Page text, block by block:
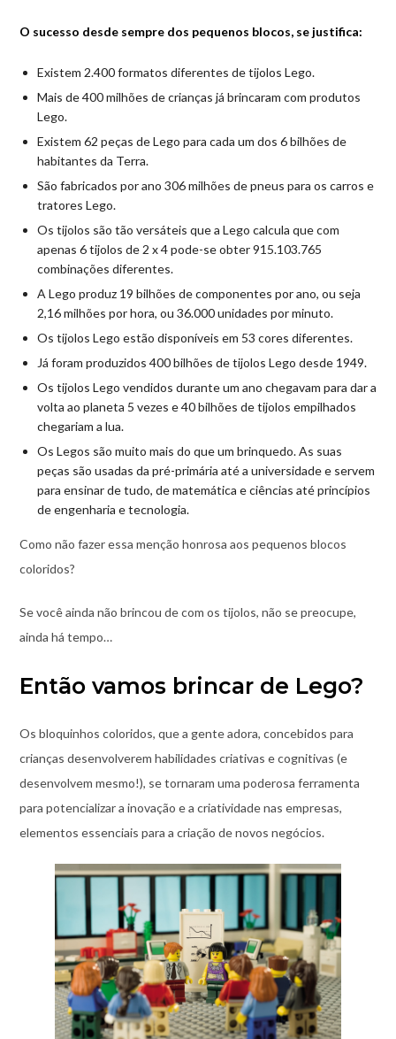
O sucesso desde sempre dos pequenos blocos, se justifica:
Existem 2.400 formatos diferentes de tijolos Lego.
Mais de 400 milhões de crianças já brincaram com produtos
Lego.
Existem 62 peças de Lego para cada um dos 6 bilhões de
habitantes da Terra.
São fabricados por ano 306 milhões de pneus para os carros e
tratores Lego.
Os tijolos são tão versáteis que a Lego calcula que com
apenas 6 tijolos de 2 x 4 pode-se obter 915.103.765
combinações diferentes.
A Lego produz 19 bilhões de componentes por ano, ou seja
2,16 milhões por hora, ou 36.000 unidades por minuto.
Os tijolos Lego estão disponíveis em 53 cores diferentes.
Já foram produzidos 400 bilhões de tijolos Lego desde 1949.
Os tijolos Lego vendidos durante um ano chegavam para dar a
volta ao planeta 5 vezes e 40 bilhões de tijolos empilhados
chegariam a lua.
Os Legos são muito mais do que um brinquedo. As suas
peças são usadas da pré-primária até a universidade e servem
para ensinar de tudo, de matemática e ciências até princípios
de engenharia e tecnologia.
Como não fazer essa menção honrosa aos pequenos blocos
coloridos?
Se você ainda não brincou de com os tijolos, não se preocupe,
ainda há tempo…
Então vamos brincar de Lego?
Os bloquinhos coloridos, que a gente adora, concebidos para
crianças desenvolverem habilidades criativas e cognitivas (e
desenvolvem mesmo!), se tornaram uma poderosa ferramenta
para potencializar a inovação e a criatividade nas empresas,
elementos essenciais para a criação de novos negócios.